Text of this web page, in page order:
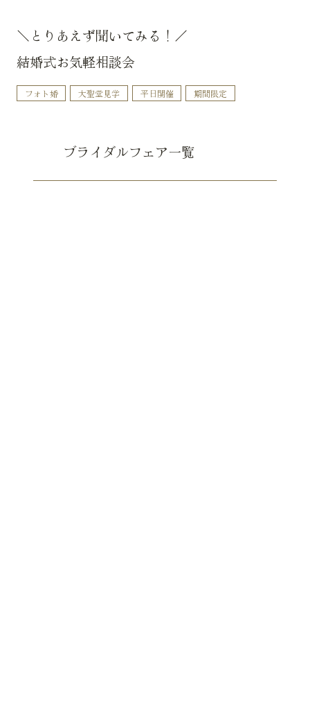
＼とりあえず聞いてみる！／
結婚式お気軽相談会
フォト婚 大聖堂見学 平日開催 期間限定
ブライダルフェア一覧